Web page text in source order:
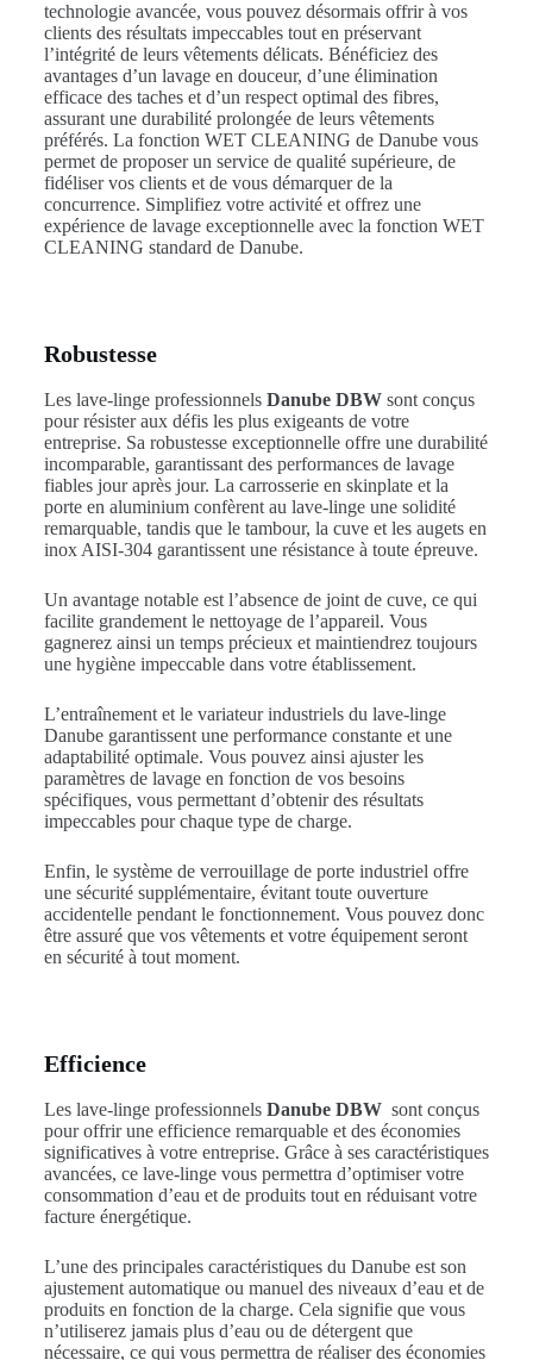
technologie avancée, vous pouvez désormais offrir à vos
clients des résultats impeccables tout en préservant
l’intégrité de leurs vêtements délicats. Bénéficiez des
avantages d’un lavage en douceur, d’une élimination
efficace des taches et d’un respect optimal des fibres,
assurant une durabilité prolongée de leurs vêtements
préférés. La fonction WET CLEANING de Danube vous
permet de proposer un service de qualité supérieure, de
fidéliser vos clients et de vous démarquer de la
concurrence. Simplifiez votre activité et offrez une
expérience de lavage exceptionnelle avec la fonction WET
CLEANING standard de Danube.
Robustesse
Les lave-linge professionnels Danube DBWsont conçus
pour résister aux défis les plus exigeants de votre
entreprise. Sa robustesse exceptionnelle offre une durabilité
incomparable, garantissant des performances de lavage
fiables jour après jour. La carrosserie en skinplate et la
porte en aluminium confèrent au lave-linge une solidité
remarquable, tandis que le tambour, la cuve et les augets en
inox AISI-304 garantissent une résistance à toute épreuve.
Un avantage notable est l’absence de joint de cuve, ce qui
facilite grandement le nettoyage de l’appareil. Vous
gagnerez ainsi un temps précieux et maintiendrez toujours
une hygiène impeccable dans votre établissement.
L’entraînement et le variateur industriels du lave-linge
Danube garantissent une performance constante et une
adaptabilité optimale. Vous pouvez ainsi ajuster les
paramètres de lavage en fonction de vos besoins
spécifiques, vous permettant d’obtenir des résultats
impeccables pour chaque type de charge.
Enfin, le système de verrouillage de porte industriel offre
une sécurité supplémentaire, évitant toute ouverture
accidentelle pendant le fonctionnement. Vous pouvez donc
être assuré que vos vêtements et votre équipement seront
en sécurité à tout moment.
Efficience
Les lave-linge professionnels Danube DBW sont conçus
pour offrir une efficience remarquable et des économies
significatives à votre entreprise. Grâce à ses caractéristiques
avancées, ce lave-linge vous permettra d’optimiser votre
consommation d’eau et de produits tout en réduisant votre
facture énergétique.
L’une des principales caractéristiques du Danube est son
ajustement automatique ou manuel des niveaux d’eau et de
produits en fonction de la charge. Cela signifie que vous
n’utiliserez jamais plus d’eau ou de détergent que
nécessaire, ce qui vous permettra de réaliser des économies